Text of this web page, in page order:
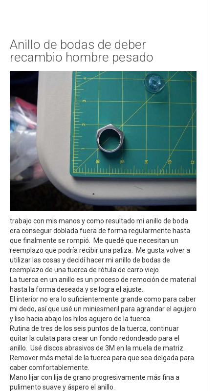
Anillo de bodas de deber
recambio hombre pesado
trabajo con mis manos y como resultado mi anillo de boda
era conseguir doblada fuera de forma regularmente hasta
que finalmente se rompió. Me quedé que necesitan un
reemplazo que podría recibir una paliza. Me gusta volver a
utilizar las cosas y decidí hacer mi anillo de bodas de
reemplazo de una tuerca de rótula de carro viejo.
La tuerca en un anillo es un proceso de remoción de material
hasta la forma deseada y se logra el ajuste.
El interior no era lo suficientemente grande como para caber
mi dedo, así que usé un miniesmeril para agrandar el agujero
y liso hacia abajo los hilos agujero de la tuerca.
Rutina de tres de los seis puntos de la tuerca, continuar
quitar la culata para crear un fondo redondeado para el
anillo. Usé discos abrasivos de 3M en la muela de matriz.
Remover más metal de la tuerca para que sea delgada para
caber comfortablemente.
Mano lijar con lija de grano progresivamente más fina a
pulimento suave y áspero el anillo.